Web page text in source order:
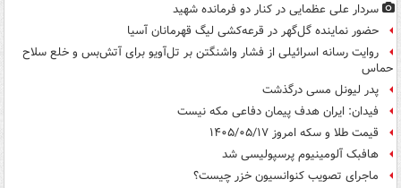
سردار علی عظمایی در کنار دو فرمانده شهید
حضور نماینده گل‌گهر در قرعه‌کشی لیگ قهرمانان آسیا
روایت رسانه اسرائیلی از فشار واشنگتن بر تل‌آویو برای آتش‌بس و خلع سلاح
حماس
پدر لیونل مسی درگذشت
فیدان: ایران هدف پیمان دفاعی مکه نیست
قیمت طلا و سکه امروز ۱۴۰۵/۰۵/۱۷
هافبک آلومینیوم پرسپولیسی شد
ماجرای تصویب کنوانسیون خزر چیست؟